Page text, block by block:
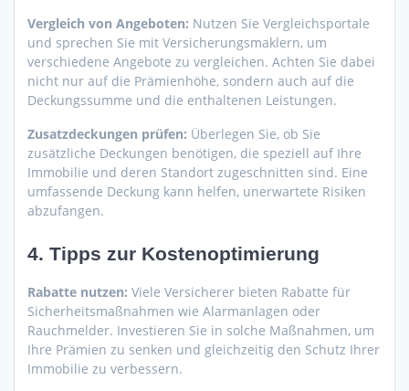
Vergleich von Angeboten: Nutzen Sie Vergleichsportale
und sprechen Sie mit Versicherungsmaklern, um
verschiedene Angebote zu vergleichen. Achten Sie dabei
nicht nur auf die Prämienhöhe, sondern auch auf die
Deckungssumme und die enthaltenen Leistungen.
Zusatzdeckungen prüfen: Überlegen Sie, ob Sie
zusätzliche Deckungen benötigen, die speziell auf Ihre
Immobilie und deren Standort zugeschnitten sind. Eine
umfassende Deckung kann helfen, unerwartete Risiken
abzufangen.
4. Tipps zur Kostenoptimierung
Rabatte nutzen: Viele Versicherer bieten Rabatte für
Sicherheitsmaßnahmen wie Alarmanlagen oder
Rauchmelder. Investieren Sie in solche Maßnahmen, um
Ihre Prämien zu senken und gleichzeitig den Schutz Ihrer
Immobilie zu verbessern.